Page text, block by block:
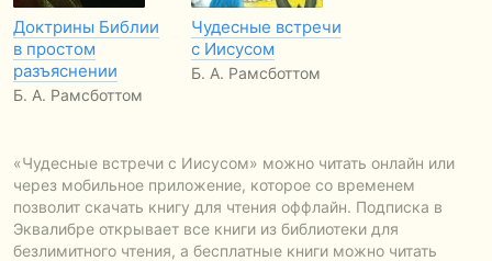
Доктрины Библии
в простом
разъяснении
Б. А. Рамсботтом
Чудесные встречи
с Иисусом
Б. А. Рамсботтом
«Чудесные встречи с Иисусом» можно читать онлайн или
через мобильное приложение, которое со временем
позволит скачать книгу для чтения оффлайн. Подписка в
Эквалибре открывает все книги из библиотеки для
безлимитного чтения, а бесплатные книги можно читать